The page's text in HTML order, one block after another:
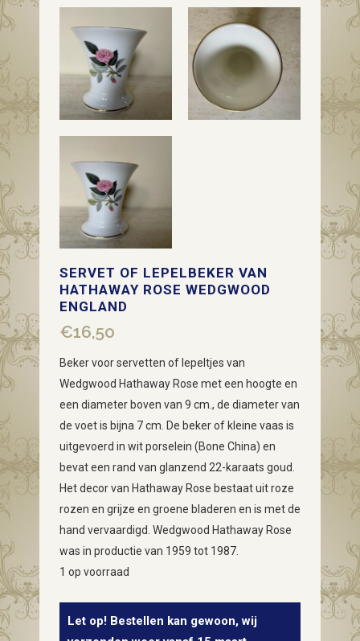
SERVET OF LEPELBEKER VAN
HATHAWAY ROSE WEDGWOOD
ENGLAND
€16,50
Beker voor servetten of lepeltjes van
Wedgwood Hathaway Rose met een hoogte en
een diameter boven van 9 cm., de diameter van
de voet is bijna 7 cm. De beker of kleine vaas is
uitgevoerd in wit porselein (Bone China) en
bevat een rand van glanzend 22-karaats goud.
Het decor van Hathaway Rose bestaat uit roze
rozen en grijze en groene bladeren en is met de
hand vervaardigd. Wedgwood Hathaway Rose
was in productie van 1959 tot 1987.
1 op voorraad
Let op! Bestellen kan gewoon, wij